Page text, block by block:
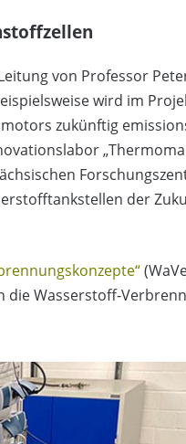
von Professor
wird im
zukünftig
der
die Wasserstoff-